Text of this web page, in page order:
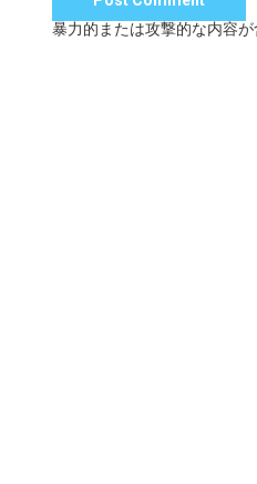
暴力的または攻撃的な内容